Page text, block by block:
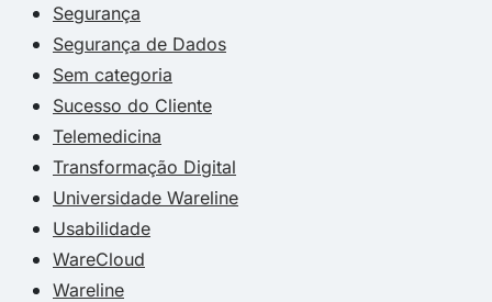
Segurança
Segurança de Dados
Sem categoria
Sucesso do Cliente
Telemedicina
Transformação Digital
Universidade Wareline
Usabilidade
WareCloud
Wareline